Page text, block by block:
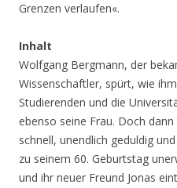
Grenzen verlaufen«.
Inhalt
Wolfgang Bergmann, der
Wissenschaftler, spürt, wie
Studierenden und die
ebenso seine Frau. Doch
schnell, unendlich geduldig
zu seinem 60. Geburtstag
und ihr neuer Freund Jonas